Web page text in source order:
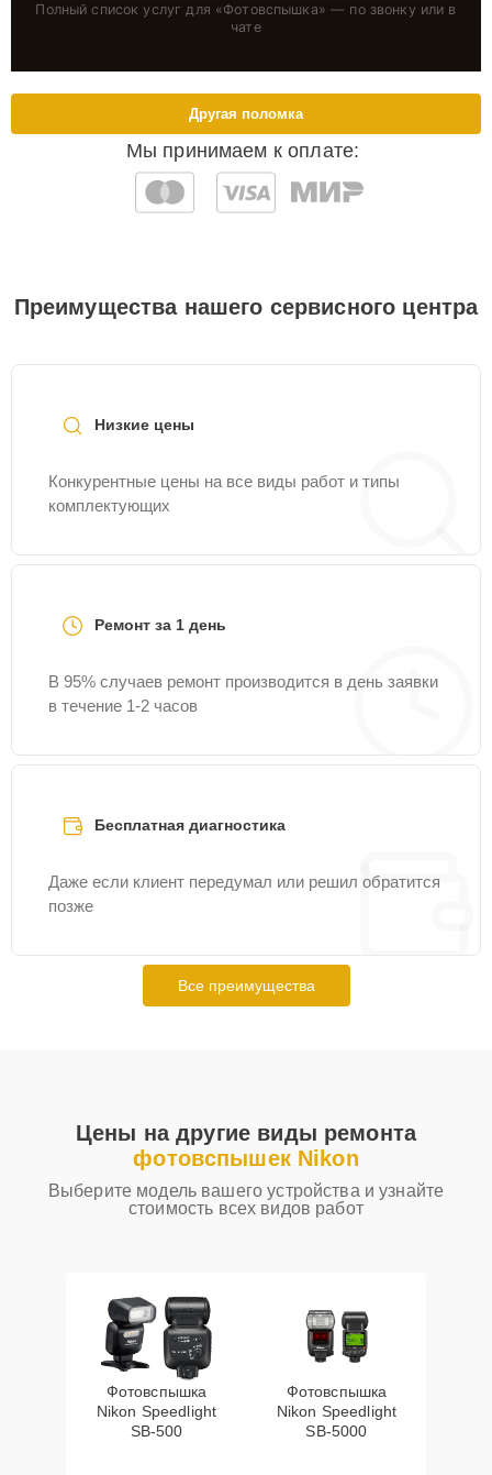
Полный список услуг для «Фотовспышка» — по звонку или в
чате
Мы принимаем к оплате:
Другая поломка
Преимущества нашего сервисного центра
Низкие цены
Конкурентные цены на все виды работ и типы
комплектующих
Ремонт за 1 день
В 95% случаев ремонт производится в день заявки
в течение 1-2 часов
Бесплатная диагностика
Даже если клиент передумал или решил обратится
позже
Все преимущества
Цены на другие виды ремонта
фотовспышек Nikon
Выберите модель вашего устройства и узнайте
стоимость всех видов работ
Фотовспышка
Nikon Speedlight
SB-500
Фотовспышка
Nikon Speedlight
SB-5000